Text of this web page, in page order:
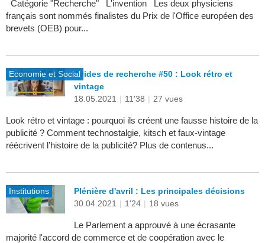
Catégorie "Recherche" L'invention Les deux physiciens
français sont nommés finalistes du Prix de l'Office européen des
brevets (OEB) pour...
Economie et SocialAvides de recherche #50 : Look rétro et
vintage
18.05.2021 | 11'38 | 27 vues
Look rétro et vintage : pourquoi ils créent une fausse histoire de la
publicité ? Comment technostalgie, kitsch et faux-vintage
réécrivent l’histoire de la publicité? Plus de contenus...
Institutions
Plénière d'avril : Les principales décisions
30.04.2021 | 1'24 | 18 vues
Le Parlement a approuvé à une écrasante
majorité l'accord de commerce et de coopération avec le